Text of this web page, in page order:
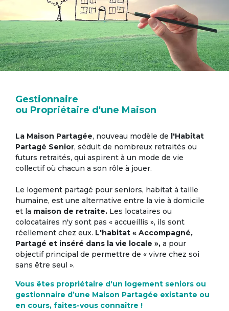
Gestionnaire
ou Propriétaire d'une Maison
La Maison Partagée, nouveau modèle de l'Habitat
Partagé Senior, séduit de nombreux retraités ou
futurs retraités, qui aspirent à un mode de vie
collectif où chacun a son rôle à jouer.
Le logement partagé pour seniors, habitat à taille
humaine, est une alternative entre la vie à domicile
et la maison de retraite. Les locataires ou
colocataires n'y sont pas « accueillis », ils sont
réellement chez eux. L'habitat « Accompagné,
Partagé et inséré dans la vie locale », a pour
objectif principal de permettre de « vivre chez soi
sans être seul ».
Vous êtes propriétaire d'un logement seniors ou
gestionnaire d’une Maison Partagée existante ou
en cours, faites-vous connaître !